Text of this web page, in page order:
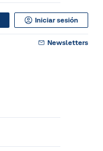
Iniciar sesión
Newsletters